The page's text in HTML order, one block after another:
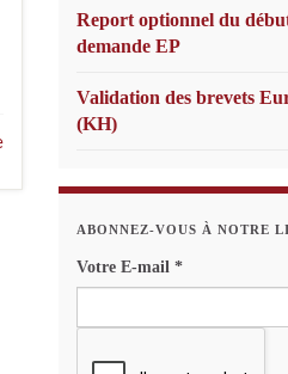
Report optionnel du
demande EP
Validation des brevets
(KH)
ABONNEZ-VOUS À NOTRE
Votre E-mail *